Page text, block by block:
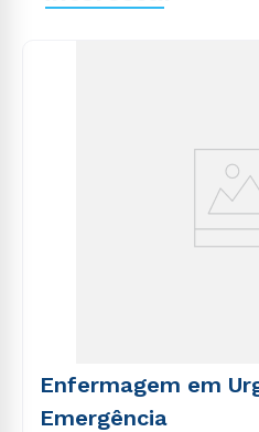
Enfermagem em
Emergência